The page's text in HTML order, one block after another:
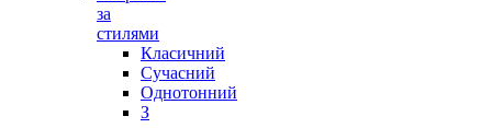
за
стилями
Класичний
Сучасний
Однотонний
З